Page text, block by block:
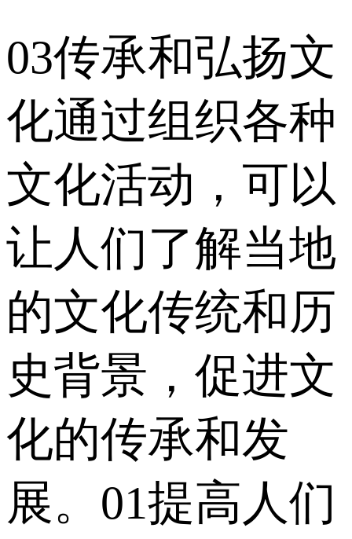
03传承和弘扬文
化通过组织各种
文化活动，可以
让人们了解当地
的文化传统和历
史背景，促进文
化的传承和发
展。01提高人们